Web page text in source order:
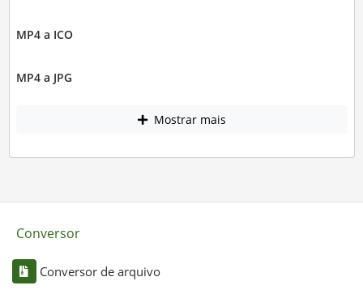
MP4 a ICO
MP4 a JPG
Mostrar mais
Conversor
Conversor de arquivo